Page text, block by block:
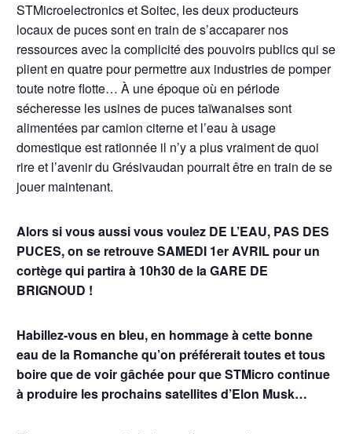
STMicroelectronics et Soitec, les deux producteurs
locaux de puces sont en train de s’accaparer nos
ressources avec la complicité des pouvoirs publics qui se
plient en quatre pour permettre aux industries de pomper
toute notre flotte… À une époque où en période
sécheresse les usines de puces taïwanaises sont
alimentées par camion citerne et l’eau à usage
domestique est rationnée il n’y a plus vraiment de quoi
rire et l’avenir du Grésivaudan pourrait être en train de se
jouer maintenant.
Alors si vous aussi vous voulez DE L’EAU, PAS DES
PUCES, on se retrouve SAMEDI 1er AVRIL pour un
cortège qui partira à 10h30 de la GARE DE
BRIGNOUD !
Habillez-vous en bleu, en hommage à cette bonne
eau de la Romanche qu’on préférerait toutes et tous
boire que de voir gâchée pour que STMicro continue
à produire les prochains satellites d’Elon Musk…